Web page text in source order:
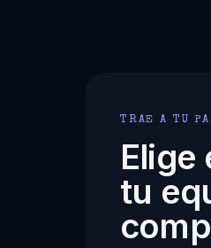
TRAE A TU
Elige
tu